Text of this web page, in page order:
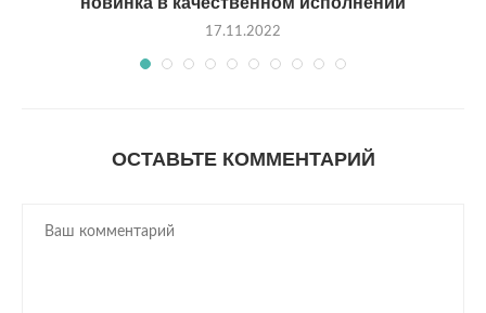
17.11.2022
ОСТАВЬТЕ КОММЕНТАРИЙ